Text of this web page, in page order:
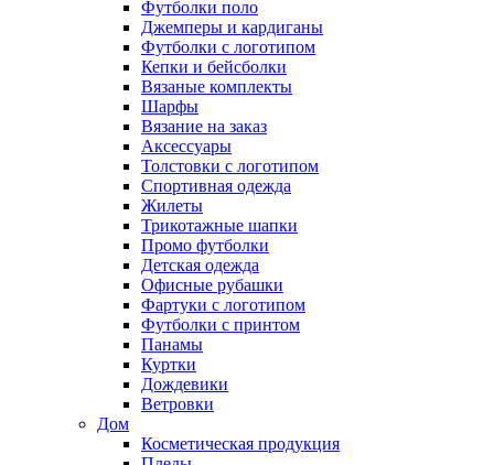
Футболки поло
Джемперы и кардиганы
Футболки с логотипом
Кепки и бейсболки
Вязаные комплекты
Шарфы
Вязание на заказ
Аксессуары
Толстовки с логотипом
Спортивная одежда
Жилеты
Трикотажные шапки
Промо футболки
Детская одежда
Офисные рубашки
Фартуки с логотипом
Футболки с принтом
Панамы
Куртки
Дождевики
Ветровки
Дом
Косметическая продукция